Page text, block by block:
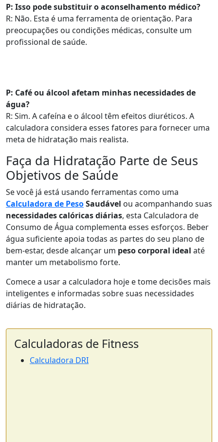
P: Isso pode substituir o aconselhamento médico?
R: Não. Esta é uma ferramenta de orientação. Para
preocupações ou condições médicas, consulte um
profissional de saúde.
P: Café ou álcool afetam minhas necessidades de
água?
R: Sim. A cafeína e o álcool têm efeitos diuréticos. A
calculadora considera esses fatores para fornecer uma
meta de hidratação mais realista.
Faça da Hidratação Parte de Seus
Objetivos de Saúde
Se você já está usando ferramentas como uma
Calculadora de PesoSaudável ou acompanhando suas
necessidades calóricas diárias, esta Calculadora de
Consumo de Água complementa esses esforços. Beber
água suficiente apoia todas as partes do seu plano de
bem-estar, desde alcançar um peso corporal ideal até
manter um metabolismo forte.
Comece a usar a calculadora hoje e tome decisões mais
inteligentes e informadas sobre suas necessidades
diárias de hidratação.
Calculadoras de Fitness
Calculadora DRI